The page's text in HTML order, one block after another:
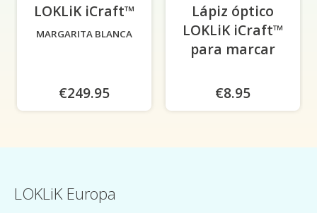
LOKLiK iCraft™
MARGARITA BLANCA
€249.95
Lápiz óptico
LOKLiK iCraft™
para marcar
€8.95
LOKLiK Europa